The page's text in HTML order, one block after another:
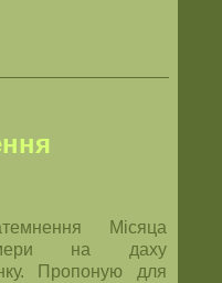
Місяца
на даху
Пропоную для